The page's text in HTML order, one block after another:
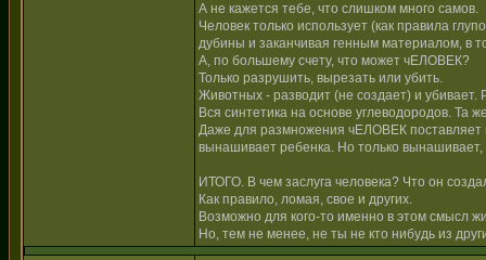
А не кажется тебе, что слишком много самов.
Человек только использует (как правила
дубины и заканчивая генным материалом, в
А, по большему счету, что может чЕЛОВЕК?
Только разрушить, вырезать или убить.
Животных - разводит (не создает) и убивает.
Вся синтетика на основе углеводородов. Та
Даже для размножения чЕЛОВЕК поставляет
вынашивает ребенка. Но только вынашивает,
ИТОГО. В чем заслуга человека? Что он
Как правило, ломая, свое и других.
Возможно для кого-то именно в этом смысл
Но, тем не менее, не ты не кто нибудь из